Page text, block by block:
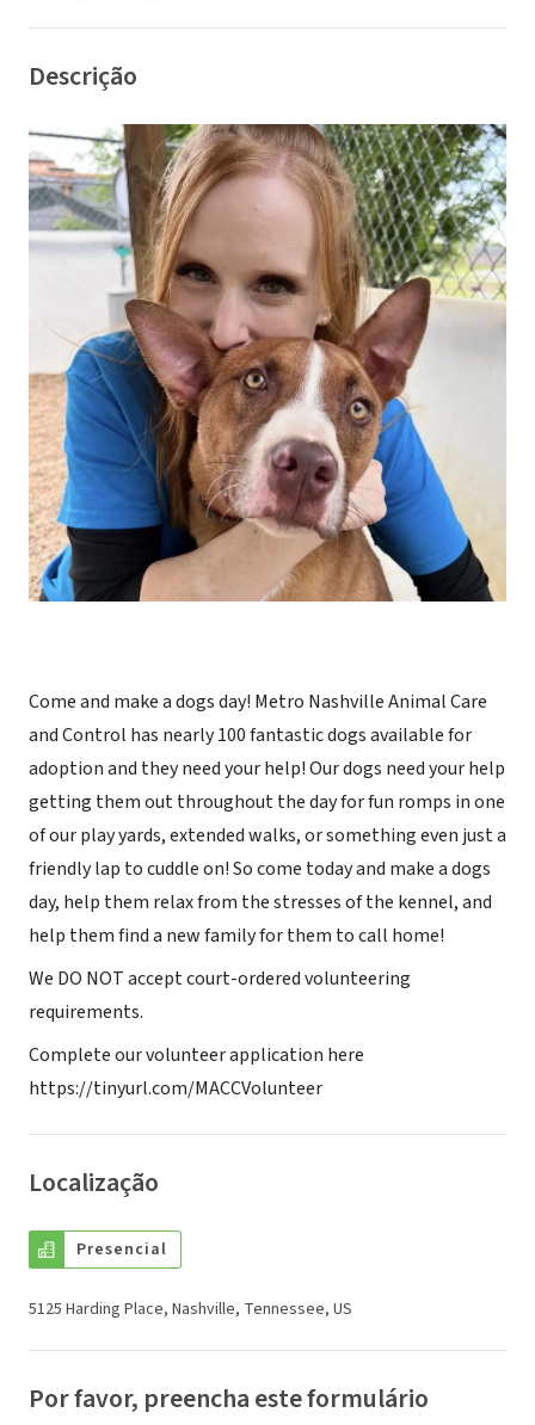
Descrição
Come and make a dogs day! Metro Nashville Animal Care
and Control has nearly 100 fantastic dogs available for
adoption and they need your help! Our dogs need your help
getting them out throughout the day for fun romps in one
of our play yards, extended walks, or something even just a
friendly lap to cuddle on! So come today and make a dogs
day, help them relax from the stresses of the kennel, and
help them find a new family for them to call home!
We DO NOT accept court-ordered volunteering
requirements.
Complete our volunteer application here
https://tinyurl.com/MACCVolunteer
Localização
Presencial
5125 Harding Place, Nashville, Tennessee, US
Por favor, preencha este formulário